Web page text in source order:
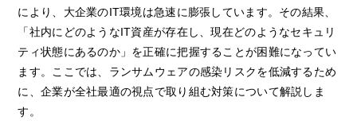
により、大企業のIT環境は急速に膨張しています。その結果、
「社内にどのようなIT資産が存在し、現在どのようなセキュリ
ティ状態にあるのか」を正確に把握することが困難になってい
ます。ここでは、ランサムウェアの感染リスクを低減するため
に、企業が全社最適の視点で取り組む対策について解説しま
す。